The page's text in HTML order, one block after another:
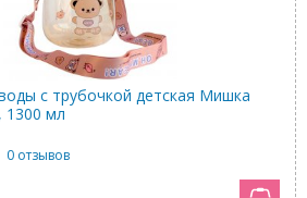
с трубочкой детская Мишка
1300 мл
0 отзывов